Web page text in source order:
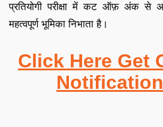
प्रतियोगी परीक्षा में कट ऑफ़ अंक से
महत्वपूर्ण भूमिका निभाता है।
Click Here Get